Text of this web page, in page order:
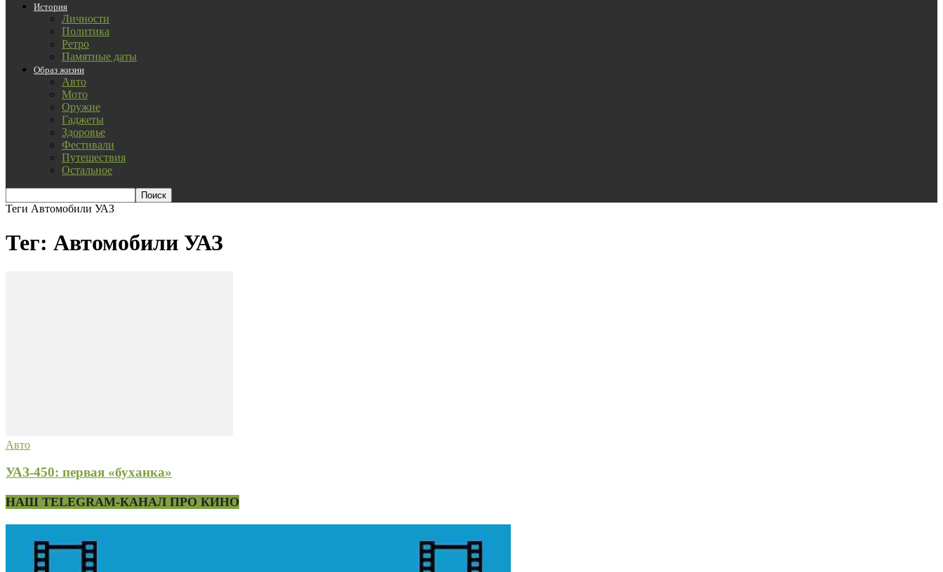
История
Личности
Политика
Ретро
Памятные даты
Образ жизни
Авто
Мото
Оружие
Гаджеты
Здоровье
Фестивали
Путешествия
Остальное
Теги Автомобили УАЗ
Тег: Автомобили УАЗ
Авто
УАЗ-450: первая «буханка»
НАШ TELEGRAM-КАНАЛ ПРО КИНО